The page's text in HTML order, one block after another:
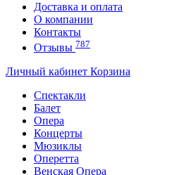
Доставка и оплата
О компании
Контакты
Отзывы 787
Личный кабинет Корзина
Спектакли
Балет
Опера
Концерты
Мюзиклы
Оперетта
Венская Опера